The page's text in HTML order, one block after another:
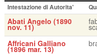
Intestazione di Autorita'
Abati Angelo (1890
nov. 11)
Affricani Galliano
(1896 mar. 13)